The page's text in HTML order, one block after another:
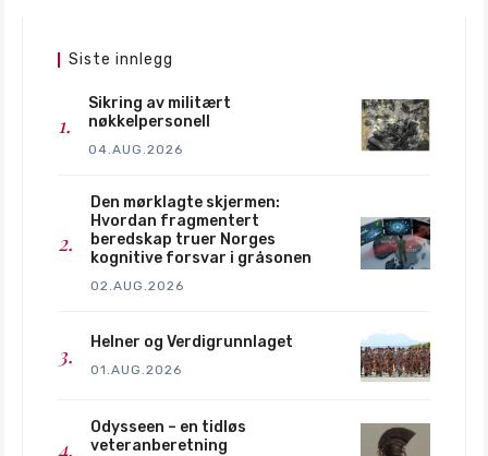
Siste innlegg
Sikring av militært
nøkkelpersonell
04.AUG.2026
Den mørklagte skjermen:
Hvordan fragmentert
beredskap truer Norges
kognitive forsvar i gråsonen
02.AUG.2026
Helner og Verdigrunnlaget
01.AUG.2026
Odysseen – en tidløs
veteranberetning